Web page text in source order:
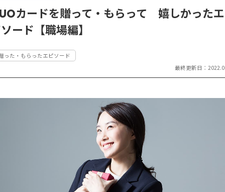
るお店
えるお店
お祝い
祝い返し
ト
お祝い
他の贈り物
記念品・景
品
インスト
ア
ラインス
トア
カードを贈って・もらって 嬉しかったエ
ード【職場編】
った・もらったエピソード
最終更新日：